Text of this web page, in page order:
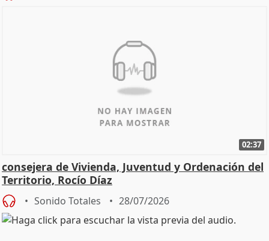
02:37
consejera de Vivienda, Juventud y Ordenación del
Territorio, Rocío Díaz
Sonido Totales 28/07/2026